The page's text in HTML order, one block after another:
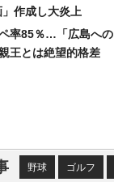
作成し大炎上
率85％…「広島への
王とは絶望的格差
野球 ゴルフ